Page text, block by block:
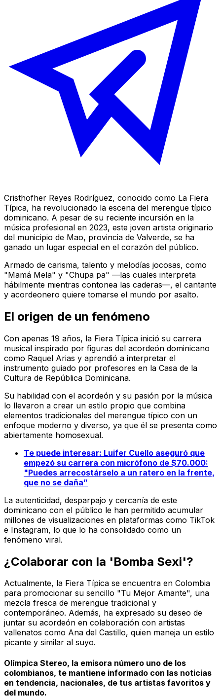
Cristhofher Reyes Rodríguez, conocido como La Fiera
Típica, ha revolucionado la escena del merengue típico
dominicano. A pesar de su reciente incursión en la
música profesional en 2023, este joven artista originario
del municipio de Mao, provincia de Valverde, se ha
ganado un lugar especial en el corazón del público.
Armado de carisma, talento y melodías jocosas, como
"Mamá Mela" y "Chupa pa" —las cuales interpreta
hábilmente mientras contonea las caderas—, el cantante
y acordeonero quiere tomarse el mundo por asalto.
El origen de un fenómeno
Con apenas 19 años, la Fiera Típica inició su carrera
musical inspirado por figuras del acordeón dominicano
como Raquel Arias y aprendió a interpretar el
instrumento guiado por profesores en la Casa de la
Cultura de República Dominicana.
Su habilidad con el acordeón y su pasión por la música
lo llevaron a crear un estilo propio que combina
elementos tradicionales del merengue típico con un
enfoque moderno y diverso, ya que él se presenta como
abiertamente homosexual.
Te puede interesar: Luifer Cuello aseguró que
empezó su carrera con micrófono de $70.000:
"Puedes arrecostárselo a un ratero en la frente,
que no se daña”
La autenticidad, desparpajo y cercanía de este
dominicano con el público le han permitido acumular
millones de visualizaciones en plataformas como TikTok
e Instagram, lo que lo ha consolidado como un
fenómeno viral.
¿Colaborar con la 'Bomba Sexi'?
Actualmente, la Fiera Típica se encuentra en Colombia
para promocionar su sencillo "Tu Mejor Amante", una
mezcla fresca de merengue tradicional y
contemporáneo. Además, ha expresado su deseo de
juntar su acordeón en colaboración con artistas
vallenatos como Ana del Castillo, quien maneja un estilo
picante y similar al suyo.
Olímpica Stereo, la emisora número uno de los
colombianos, te mantiene informado con las noticias
en tendencia, nacionales, de tus artistas favoritos y
del mundo.